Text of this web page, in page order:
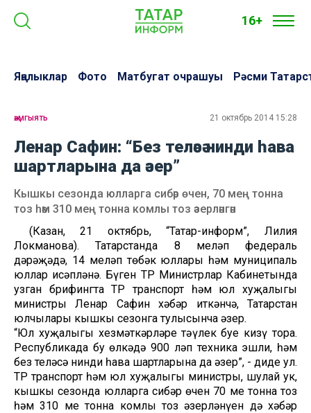
16+
Яңалыклар Фото Матбугат очрашуы Рәсми
җәмгыять 21 октябрь 2014 15:28
Ленар Сафин: “Без теләсә нинди һава
шартларына да әзер”
Кышкы сезонда юлларга сибәр өчен, 70 мең тонна
тоз һәм 310 мең тонна комлы тоз әзерләнгән
(Казан, 21 октябрь, “Татар-информ”, Лилия
Локманова). Татарстанда 8 меңләп федераль
дәрәҗәдә, 14 меңләп төбәк юллары һәм муниципаль
юллар исәпләнә. Бүген ТР Министрлар Кабинетында
узган брифингта ТР транспорт һәм юл хуҗалыгы
министры Ленар Сафин хәбәр иткәнчә, Татарстан
юлчылары кышкы сезонга тулысынча әзер.
“Юл хуҗалыгы хезмәткәрләре тәүлек буе кизү тора.
Республикада бу өлкәдә 900 ләп техника эшли, һәм
без теләсә нинди һава шартларына да әзер”, - диде ул.
ТР транспорт һәм юл хуҗалыгы министры, шулай ук,
кышкы сезонда юлларга сибәр өчен 70 мең тонна тоз
һәм 310 мең тонна комлы тоз әзерләнүен дә хәбәр